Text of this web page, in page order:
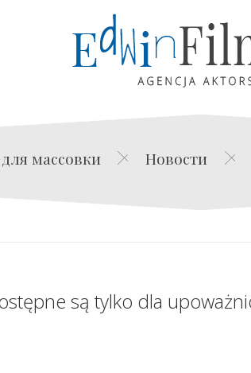
для массовки Новости
są tylko dla